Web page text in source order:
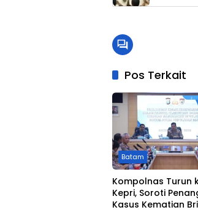
Pos Terkait
Batam
Kompolnas Turun
Kepri, Soroti
Kasus Kematian